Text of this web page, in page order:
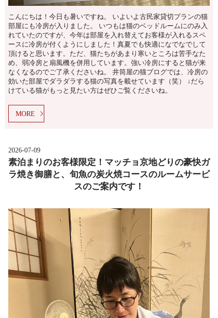
こんにちは！今日も暑いですね。 いよいよ古民家貸切プランの猫
部屋にも冷房が入りました。 いつもは猫のベッドルームにのみ入
れていたのですが、今年は部屋を入れ替えてお客様が入れるスペ
ースに冷房が付くようにしました！真夏でも快適になでなでして
頂けると思います。ただ、猫たちがあまり寒いところは苦手なた
め、弱冷房と扇風機を併用しています。強い冷房にすると猫が来
なくなるのでご了承くださいね。 井筒屋の猫ブログでは、冷房の
効いた部屋でダラダラする猫の写真を載せています（笑） ↓だら
けている猫がもっと見たい方はぜひご覧くださいね。
MORE
2026-07-09
素泊まりのお客様限定！マッチョ京地どりの豪快ガ
ラ焼き御膳と、旬魚の炭火焼コースのルームサービ
スのご案内です！